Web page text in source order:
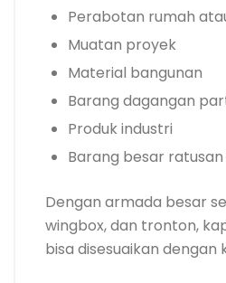
Perabotan rumah
Muatan proyek
Material bangunan
Barang dagangan
Produk industri
Barang besar
Dengan armada besar
wingbox, dan tronton,
bisa disesuaikan dengan